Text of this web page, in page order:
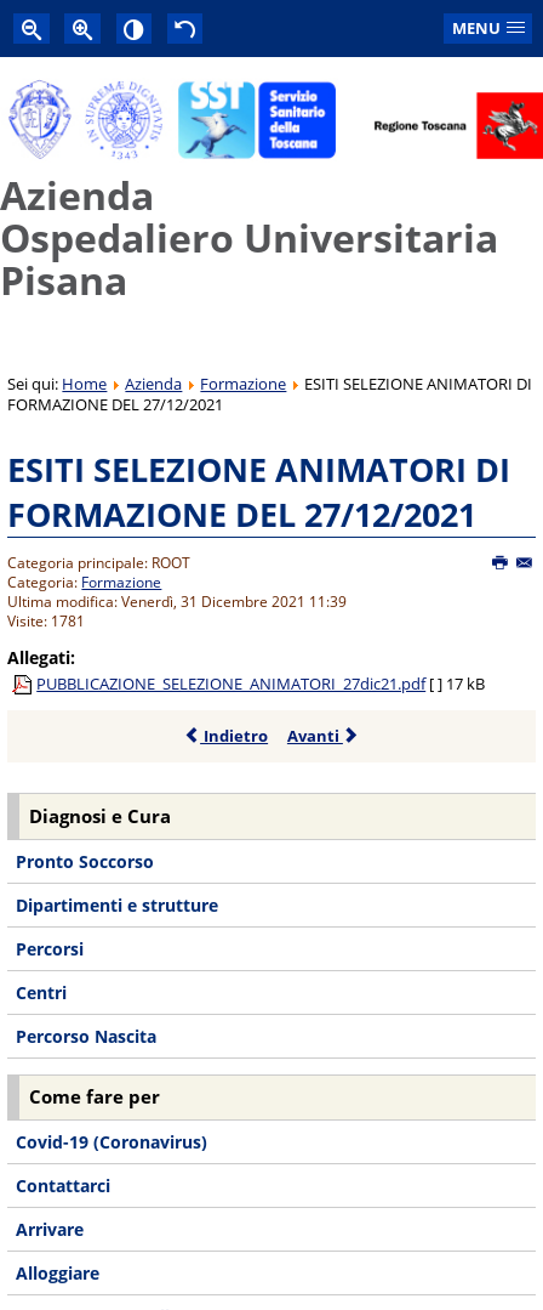
MENU
Azienda
Ospedaliero Universitaria
Pisana
Sei qui: Home Azienda Formazione
ESITI SELEZIONE ANIMATORI DI
FORMAZIONE DEL 27/12/2021
ESITI SELEZIONE ANIMATORI DI
FORMAZIONE DEL 27/12/2021
Categoria principale: ROOT
Categoria: Formazione
Ultima modifica: Venerdì, 31 Dicembre 2021 11:39
Visite: 1781
Allegati:
PUBBLICAZIONE_SELEZIONE_ANIMATORI_27dic21.pdf [ ] 17 kB
Indietro Avanti
Diagnosi e Cura
Pronto Soccorso
Dipartimenti e strutture
Percorsi
Centri
Percorso Nascita
Come fare per
Covid-19 (Coronavirus)
Contattarci
Arrivare
Alloggiare